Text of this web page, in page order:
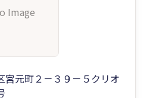
Image
宮元町２－３９－５クリオ